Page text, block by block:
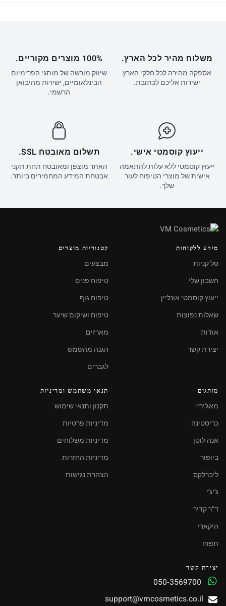
משלוח מהיר לכל הארץ.
אספקה מהירה לכל חלקי הארץ
ישירות אליכם לכתובת.
100% מוצרים מקוריים.
שיווק מורשה של מותגי הפרימיום
הבינלאומיים, ישירות מהיבואן
הרשמי.
ייעוץ קוסמטי אישי.
ייעוץ קוסמטי ללא עלות להתאמה
אישית של מוצרי הטיפוח לעור
שלך.
תשלום מאובטח SSL.
האתר מוצפן ומאובטח תחת תקני
אבטחת המידע המחמירים ביותר.
מידע ללקוחות
סל קניות
חשבון שלי
ייעוץ קוסמטי אונליין
שאלות נפוצות
אודות
יצירת קשר
קטגוריות מוצרים
מבצעים
טיפוח פנים
טיפוח גוף
טיפוח ושיקום שיער
מארזים
הגנה מהשמש
לגברים
מותגים
מאג'יריי
כריסטינה
אנה לוטן
ביופור
ליברלקס
ג'יג'י
ד"ר קדיר
היקארי
תפוח
תנאי משתמש ומדיניות
תקנון ותנאי שימוש
מדיניות פרטיות
מדיניות משלוחים
מדיניות החזרות
הצהרת נגישות
יצירת קשר
support@vmcosmetics.co.il